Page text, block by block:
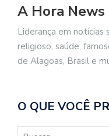
A Hora News
Liderança em
religioso, saúde,
de Alagoas, Brasil e
O QUE VOCÊ